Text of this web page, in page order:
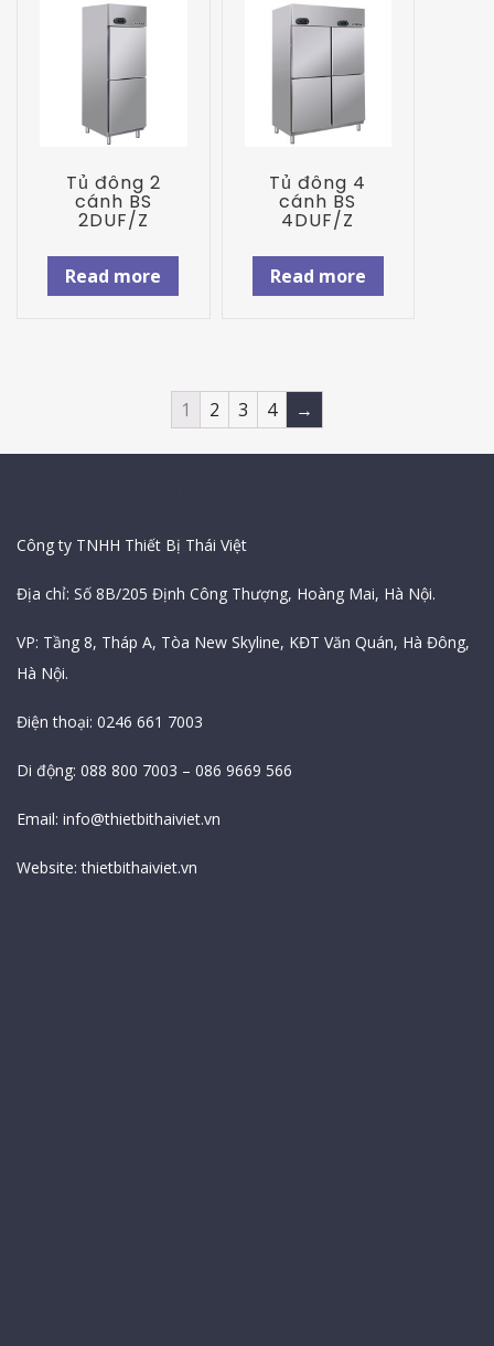
Tủ đông 2
cánh BS
2DUF/Z
Read more
Tủ đông 4
cánh BS
4DUF/Z
Read more
1 2 3 4 →
Công ty TNHH Thiết Bị Thái Việt
Địa chỉ: Số 8B/205 Định Công Thượng, Hoàng Mai, Hà Nội.
VP: Tầng 8, Tháp A, Tòa New Skyline, KĐT Văn Quán, Hà Đông,
Hà Nội.
Điện thoại: 0246 661 7003
Di động: 088 800 7003 – 086 9669 566
Email: info@thietbithaiviet.vn
Website:thietbithaiviet.vn